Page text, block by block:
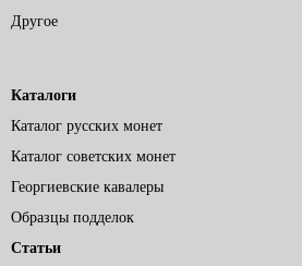
Другое
Каталоги
Каталог русских монет
Каталог советских монет
Георгиевские кавалеры
Образцы подделок
Статьи